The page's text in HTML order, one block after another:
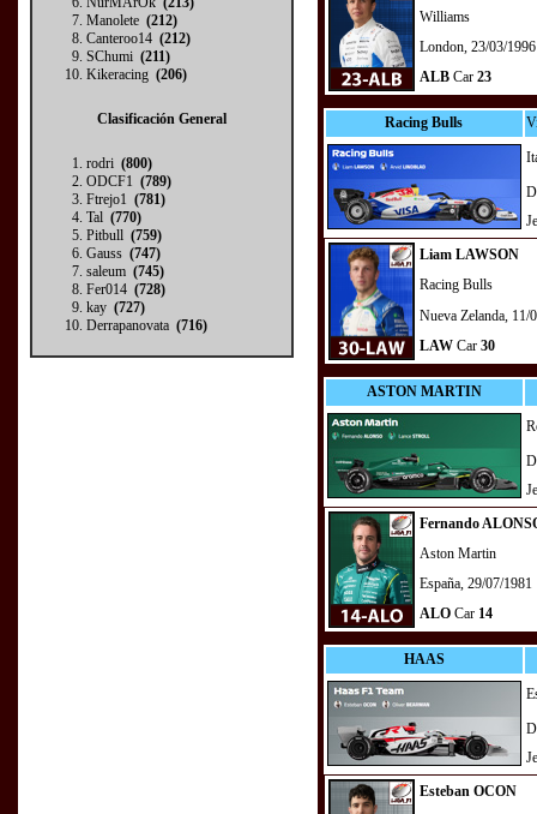
Williams
London, 23/03/1996
ALB Car 23
Racing Bulls
Liam LAWSON
Racing Bulls
Nueva Zelanda, 11/
LAW Car 30
ASTON MARTIN
Fernando
Aston Martin
España, 29/07/1981
ALO Car 14
HAAS
Esteban OCON
Manolete (212)
Canteroo14 (212)
SChumi (211)
Kikeracing (206)
Clasificación General
rodri (800)
ODCF1 (789)
Ftrejo1 (781)
Tal (770)
Pitbull (759)
Gauss (747)
saleum (745)
Fer014 (728)
kay (727)
Derrapanovata (716)